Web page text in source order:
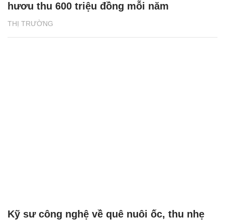
THỊ TRƯỜNG
hươu thu 600 triệu đồng mỗi năm
Kỹ sư công nghệ về quê nuôi ốc, thu nhẹ